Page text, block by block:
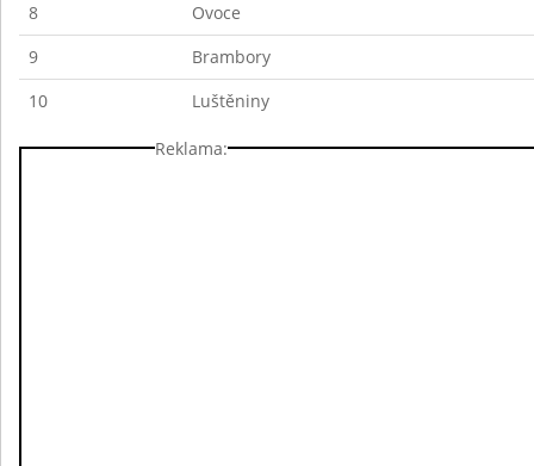
8
Ovoce
9
Brambory
10
Luštěniny
Reklama: